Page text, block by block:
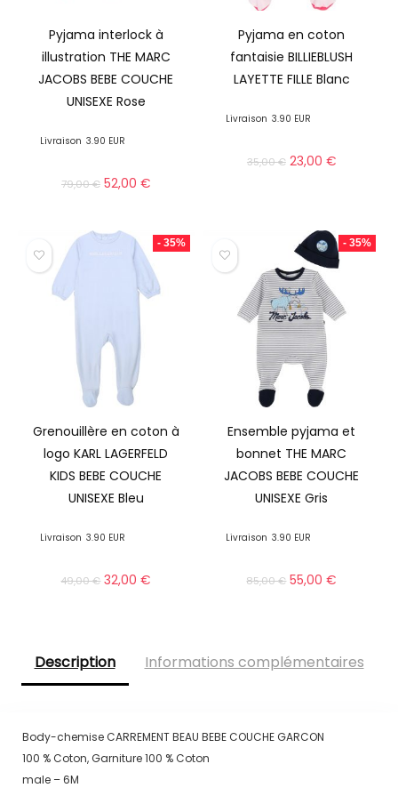
Pyjama interlock à
illustration THE MARC
JACOBS BEBE COUCHE
UNISEXE Rose
Livraison 3.90 EUR
79,00€ 52,00 €
Pyjama en coton
fantaisie BILLIEBLUSH
LAYETTE FILLE Blanc
Livraison 3.90 EUR
35,00€ 23,00 €
- 35%
Grenouillère en coton à
logo KARL LAGERFELD
KIDS BEBE COUCHE
UNISEXE Bleu
Livraison 3.90 EUR
49,00€ 32,00€
- 35%
Ensemble pyjama et
bonnet THE MARC
JACOBS BEBE COUCHE
UNISEXE Gris
Livraison 3.90 EUR
85,00€ 55,00€
Description Informations complémentaires
Body-chemise CARREMENT BEAU BEBE COUCHE GARCON
100 % Coton, Garniture 100 % Coton
male – 6M